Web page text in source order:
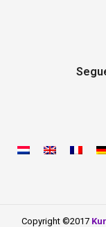
Copyright ©2017